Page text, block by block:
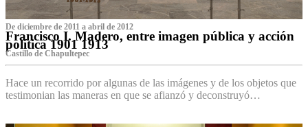
De diciembre de 2011 a abril de 2012
Francisco I. Madero, entre imagen pública y acción
política 1901 1913
Castillo de Chapultepec
Hace un recorrido por algunas de las imágenes y de los objetos que
testimonian las maneras en que se afianzó y deconstruyó…